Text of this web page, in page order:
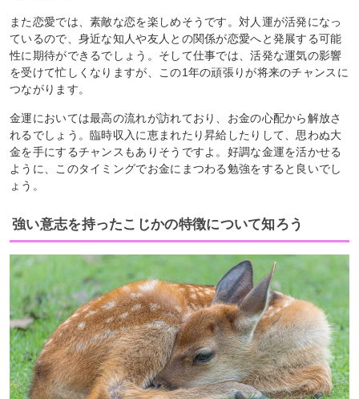
また恋愛では、素敵な恋を楽しめそうです。対人運が活発になっ
ているので、身近な知人や友人との関係が恋愛へと発展する可能
性に期待ができるでしょう。そして仕事では、活発な運気の影響
を受けて忙しくなりますが、この1年の頑張りが将来のチャンスに
つながります。
金運においては最高の流れが訪れており、お金の心配から解放さ
れるでしょう。臨時収入に恵まれたり昇給したりして、思わぬ大
金を手にするチャンスもありそうですよ。好調な金運を活かせる
ように、このタイミングでお金にまつわる勉強をすると良いでし
ょう。
強い意志を持ったこじかの特徴について知ろう